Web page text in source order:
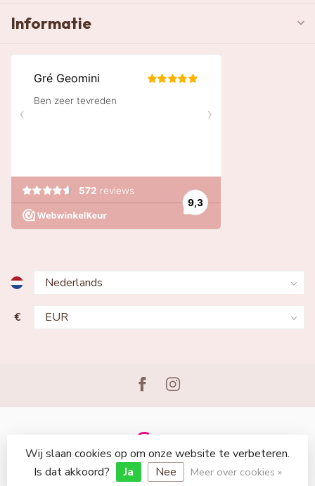
Informatie
€
© Copyright 2026 Lingerie Voor Jou
Wij slaan cookies op om onze website te verbeteren.
Is dat akkoord?
Ja Nee Meer over cookies »